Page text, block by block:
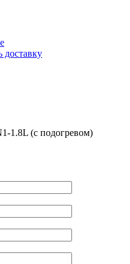
доставку
1.8L (с подогревом)